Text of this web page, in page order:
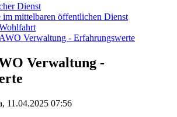
Dienst
im mittelbaren öffentlichen Dienst
Verwaltung - Erfahrungswerte
Verwaltung -
11.04.2025 07:56